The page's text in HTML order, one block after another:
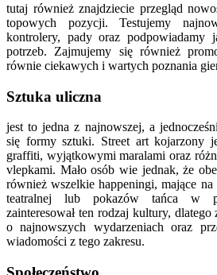
tutaj również znajdziecie przegląd
topowych pozycji. Testujemy
kontrolery, pady oraz podpowiadamy
potrzeb. Zajmujemy się również
równie ciekawych i wartych poznania
Sztuka uliczna
jest to jedna z najnowszej, a
się formy sztuki. Street art kojarzony
graffiti, wyjątkowymi maralami oraz
vlepkami. Mało osób wie jednak, że
również wszelkie happeningi, mające
teatralnej lub pokazów tańca w
zainteresował ten rodzaj kultury,
o najnowszych wydarzeniach oraz
wiadomości z tego zakresu.